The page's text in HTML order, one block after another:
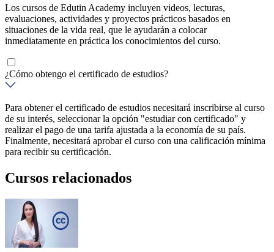
Los cursos de Edutin Academy incluyen videos, lecturas,
evaluaciones, actividades y proyectos prácticos basados en
situaciones de la vida real, que le ayudarán a colocar
inmediatamente en práctica los conocimientos del curso.
¿Cómo obtengo el certificado de estudios?
Para obtener el certificado de estudios necesitará inscribirse al curso
de su interés, seleccionar la opción "estudiar con certificado" y
realizar el pago de una tarifa ajustada a la economía de su país.
Finalmente, necesitará aprobar el curso con una calificación mínima
para recibir su certificación.
Cursos relacionados